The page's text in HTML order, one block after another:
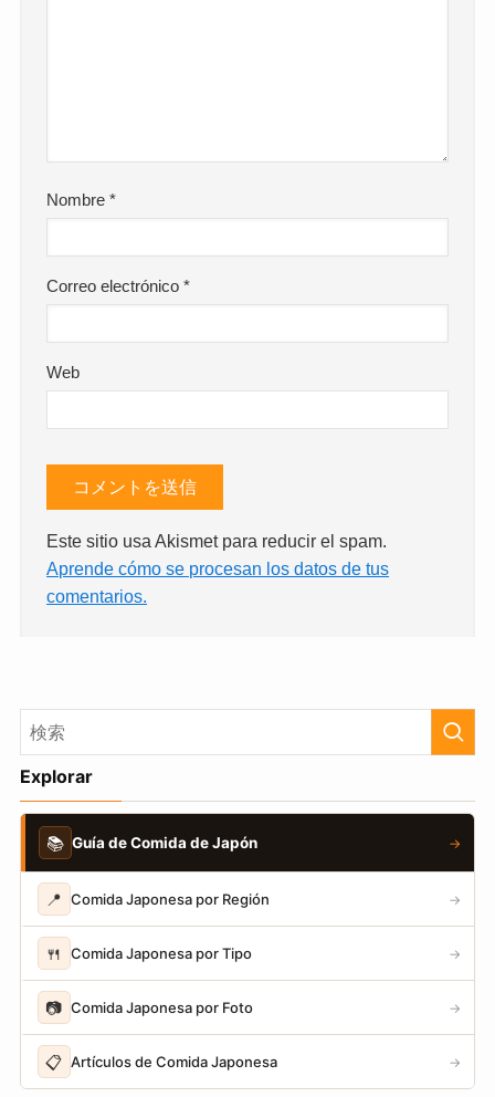
Nombre*
Correo electrónico*
Web
Este sitio usa Akismet para reducir el spam.
Aprende cómo se procesan los datos de tus
comentarios.
Explorar
📚 Guía de Comida de Japón →
📍 Comida Japonesa por Región →
🍴 Comida Japonesa por Tipo →
📷 Comida Japonesa por Foto →
📋 Artículos de Comida Japonesa →